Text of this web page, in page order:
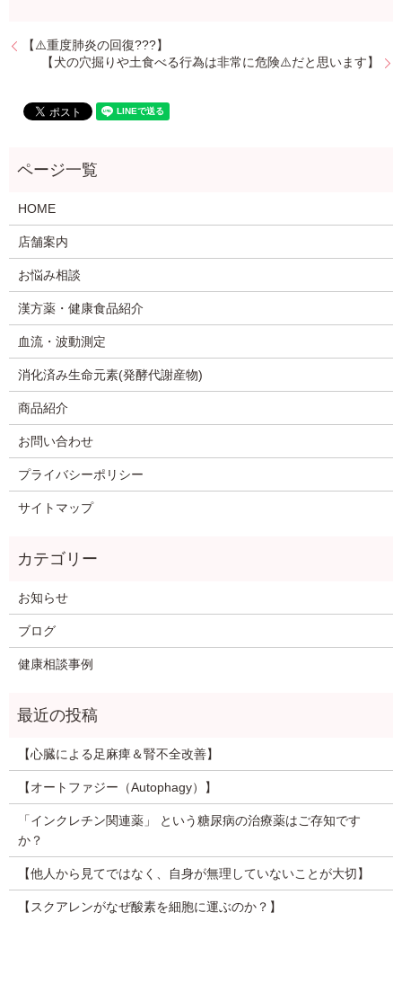
【⚠️重度肺炎の回復???】
【犬の穴掘りや土食べる行為は非常に危険⚠️だと思います】⁡
HOME
店舗案内
お悩み相談
漢方薬・健康食品紹介
血流・波動測定
消化済み生命元素(発酵代謝産物)
商品紹介
お問い合わせ
プライバシーポリシー
サイトマップ
お知らせ
ブログ
健康相談事例
【心臓による足麻痺＆腎不全改善】
【オートファジー（Autophagy）】
「インクレチン関連薬」 という糖尿病の治療薬はご存知です
か？
【他人から見てではなく、自身が無理していないことが大切】
【スクアレンがなぜ酸素を細胞に運ぶのか？】